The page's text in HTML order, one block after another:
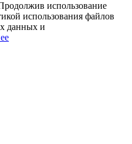
использование
использования файлов
данных и